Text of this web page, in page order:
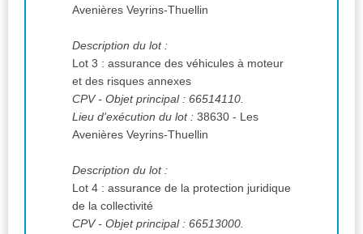
Avenières Veyrins-Thuellin
Description du lot :
Lot 3 : assurance des véhicules à moteur
et des risques annexes
CPV- Objet principal : 66514110.
Lieu d'exécution du lot : 38630 - Les
Avenières Veyrins-Thuellin
Description du lot :
Lot 4 : assurance de la protection juridique
de la collectivité
CPV- Objet principal : 66513000.